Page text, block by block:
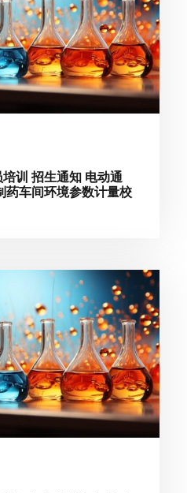
训 招生通知 电动通
药车间环境参数计量校